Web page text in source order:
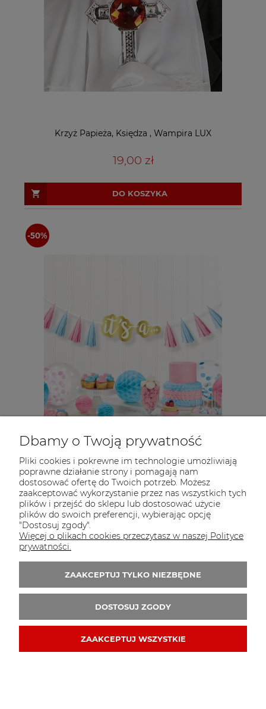
Krzyż Papieża, Księdza , Wampira LUX
19,00 zł
DO KOSZYKA
Girlanda z frędzlami Boy or Girl Gender Party
18,50 zł
Cena regularna:37,00 zł
Najniższa cena:18,50 zł
Dbamy o Twoją prywatność
Pliki cookies i pokrewne im technologie umożliwiają
poprawne działanie strony i pomagają nam
dostosować ofertę do Twoich potrzeb. Możesz
zaakceptować wykorzystanie przez nas wszystkich tych
plików i przejść do sklepu lub dostosować użycie
plików do swoich preferencji, wybierając opcję
"Dostosuj zgody".
Więcej o plikach cookies przeczytasz w naszej Polityce
prywatności.
ZAAKCEPTUJ TYLKO NIEZBĘDNE
DOSTOSUJ ZGODY
ZAAKCEPTUJ WSZYSTKIE